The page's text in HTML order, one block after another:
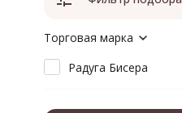
Торговая марка
Радуга Бисера